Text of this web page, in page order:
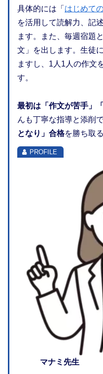
具体的には「 はじめて
を活用して読解力、記
ます。また、毎週宿題
文」を出します。生徒
ますし、1人1人の作文
す。
最初は「作文が苦手」
んも丁寧な指導と添削
となり」合格を勝ち取
マナミ先生